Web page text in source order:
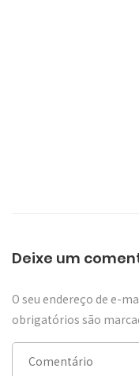
Deixe um
O seu endereço de e-
obrigatórios são